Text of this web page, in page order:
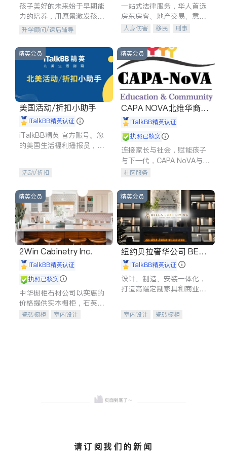
孩子美好的未来始于早期能
力的培养，用愿景激发孩子
的学习潜力和动力。理念：
拥有成长型心态是成功的基
石。
升学顾问/课后辅导
一站式法律服务，华人首选.
房东房客、地产交易、意外
伤害、车祸重伤、商业诉
建筑合同、刑事案件全包办
人身伤害 移民
刑事
信托/遗嘱
商业
索赔
律师-其它 保释
精英会员
美国活动/折扣小助手
iTalkBB精英认证
iTalkBB精英 官方账号。您
的美国生活福利播报员，精
专属福利。
活动/折扣
精英会员
CAPA NOVA北维华裔家
长会iTalkBB精英认证
执照已核实
连接家长与社会，赋能孩子
与下一代，CAPA NoVA与您
携手建设包容、公平、充满
社区服务
精英会员
2Win Cabinetry Inc.
iTalkBB精英认证
执照已核实
中华橱柜石材公司以实惠的
价格提供实木橱柜，石英石
台面，多种优质不锈钢水
瓷砖橱柜
室内设计
精英会员
纽约贝拉奢华公司 BELL
A LUXE
iTalkBB精英认证
设计、制造、安装一体化，
打造高端定制家具和商业空
室内设计
瓷砖橱柜
请订阅我们的新闻